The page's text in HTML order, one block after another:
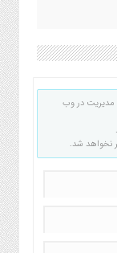
مدیریت در وب
نخواهد شد.